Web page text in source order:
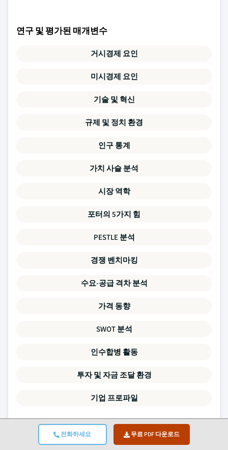
전화하세요 무료 PDF 다운로드
연구 및 평가된 매개변수
거시경제 요인
미시경제 요인
기술 및 혁신
규제 및 정치 환경
인구 통계
가치 사슬 분석
시장 역학
포터의 5가지 힘
PESTLE 분석
경쟁 벤치마킹
수요-공급 격차 분석
가격 동향
SWOT 분석
인수합병 활동
투자 및 자금 조달 환경
기업 프로파일
이 보고서의 모든 데이터 포인트는 1차 인터뷰와 실제 상향식 모
델링 및 철저한 교차 검증을 통해 검증됩니다.당사 연구 프로세
스에 대해 읽어보세요 →